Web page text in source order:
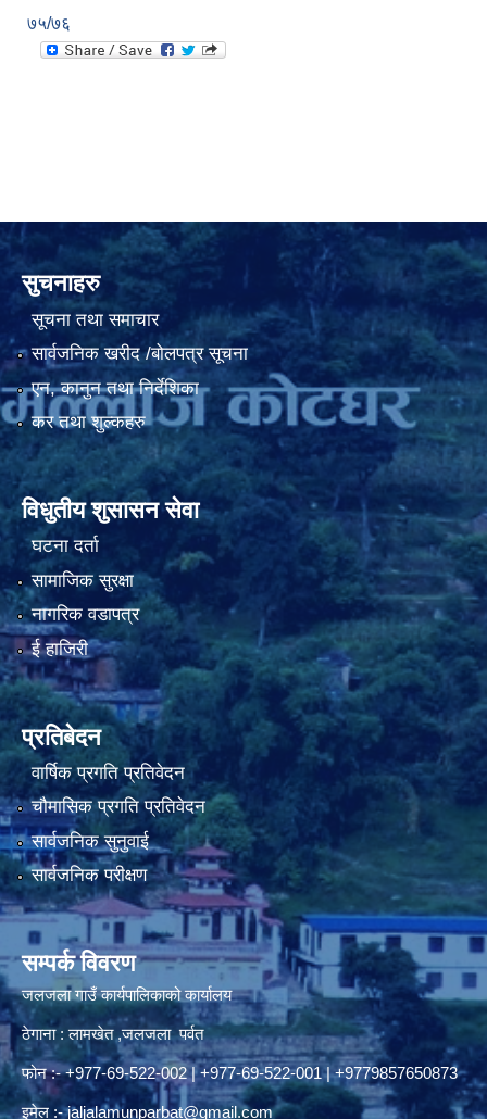
७५/७६
सुचनाहरु
सूचना तथा समाचार
सार्वजनिक खरीद /बोलपत्र सूचना
एन, कानुन तथा निर्देशिका
कर तथा शुल्कहरु
विधुतीय शुसासन सेवा
घटना दर्ता
सामाजिक सुरक्षा
नागरिक वडापत्र
ई हाजिरी
प्रतिबेदन
वार्षिक प्रगति प्रतिवेदन
चौमासिक प्रगति प्रतिवेदन
सार्वजनिक सुनुवाई
सार्वजनिक परीक्षण
सम्पर्क विवरण
जलजला गाउँ कार्यपालिकाको कार्यालय
ठेगाना : लामखेत ,जलजला पर्वत
फोन :- +977-69-522-002 | +977-69-522-001 | +9779857650873
इमेल :-jaljalamunparbat@gmail.com